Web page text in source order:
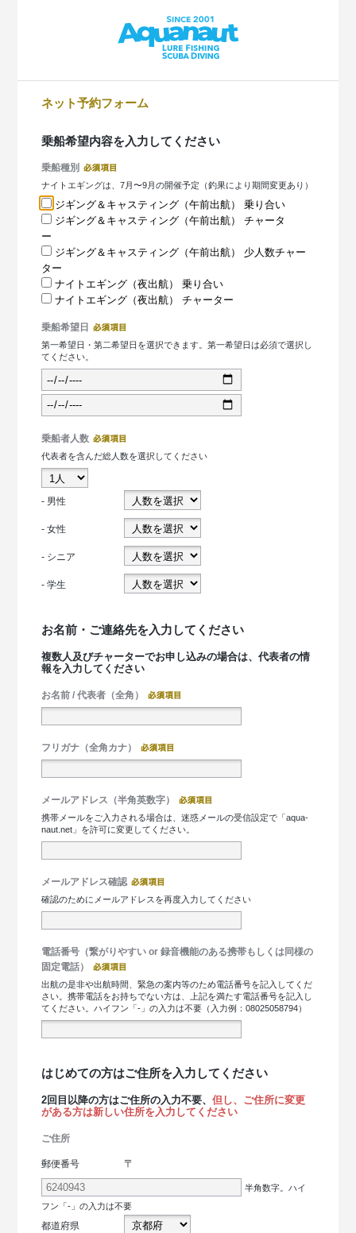
ネット予約フォーム
乗船希望内容を入力してください
乗船種別
ナイトエギングは、7月〜9月の開催予定（釣果により期間変更あり）
ジギング＆キャスティング（午前出航） 乗り合い
ジギング＆キャスティング（午前出航） チャータ
ー
ジギング＆キャスティング（午前出航） 少人数チャー
ター
ナイトエギング（夜出航） 乗り合い
ナイトエギング（夜出航） チャーター
乗船希望日
第一希望日・第二希望日を選択できます。第一希望日は必須で選択し
てください。
乗船者人数
代表者を含んだ総人数を選択してください
- 男性
- 女性
- シニア
- 学生
お名前・ご連絡先を入力してください
複数人及びチャーターでお申し込みの場合は、代表者の情
報を入力してください
お名前 / 代表者（全角）
フリガナ（全角カナ）
メールアドレス（半角英数字）
携帯メールをご入力される場合は、迷惑メールの受信設定で「aqua-
naut.net」を許可に変更してください。
メールアドレス確認
確認のためにメールアドレスを再度入力してください
電話番号（繋がりやすい or 録音機能のある携帯もしくは同様の
固定電話）
出航の是非や出航時間、緊急の案内等のため電話番号を記入してくだ
さい。携帯電話をお持ちでない方は、上記を満たす電話番号を記入し
てください。ハイフン「-」の入力は不要（入力例：08025058794）
はじめての方はご住所を入力してください
2回目以降の方はご住所の入力不要、但し、ご住所に変更
がある方は新しい住所を入力してください
ご住所
郵便番号 〒
半角数字。ハイ
フン「-」の入力は不要
都道府県